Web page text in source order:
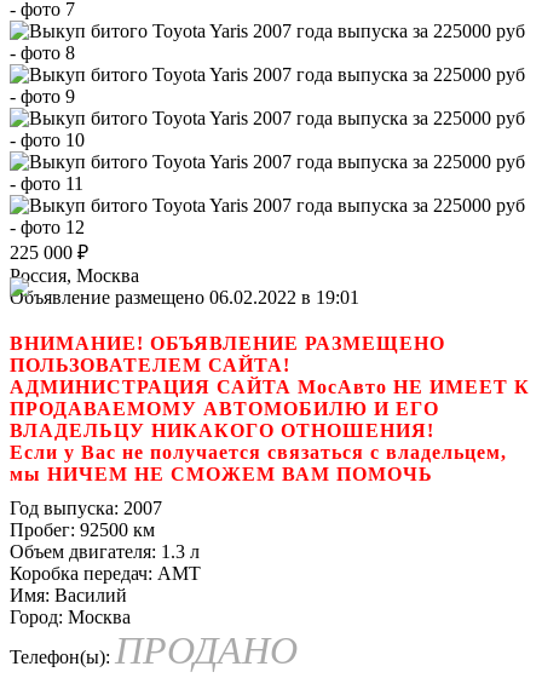
225 000 ₽
Россия, Москва
Объявление размещено 06.02.2022 в 19:01
ВНИМАНИЕ! ОБЪЯВЛЕНИЕ РАЗМЕЩЕНО
ПОЛЬЗОВАТЕЛЕМ САЙТА!
АДМИНИСТРАЦИЯ САЙТА МосАвто НЕ ИМЕЕТ К
ПРОДАВАЕМОМУ АВТОМОБИЛЮ И ЕГО
ВЛАДЕЛЬЦУ НИКАКОГО ОТНОШЕНИЯ!
Если у Вас не получается связаться с владельцем,
мы НИЧЕМ НЕ СМОЖЕМ ВАМ ПОМОЧЬ
Год выпуска: 2007
Пробег: 92500 км
Объем двигателя: 1.3 л
Коробка передач: AMT
Имя: Василий
Город: Москва
Телефон(ы): ПРОДАНО